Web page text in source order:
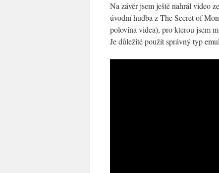
Na závěr jsem ještě nahrál video
úvodní hudba z The Secret of
polovina videa), pro kterou jsem
Je důležité použít správný typ